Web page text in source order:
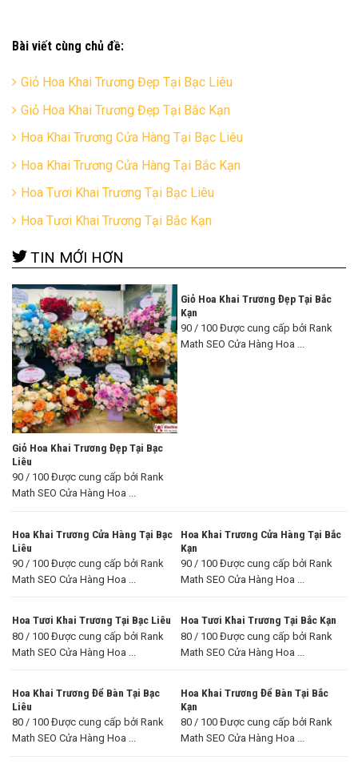
Bài viết cùng chủ đề:
Giỏ Hoa Khai Trương Đẹp Tại Bạc Liêu
Giỏ Hoa Khai Trương Đẹp Tại Bắc Kạn
Hoa Khai Trương Cửa Hàng Tại Bạc Liêu
Hoa Khai Trương Cửa Hàng Tại Bắc Kạn
Hoa Tươi Khai Trương Tại Bạc Liêu
Hoa Tươi Khai Trương Tại Bắc Kạn
TIN MỚI HƠN
Giỏ Hoa Khai Trương Đẹp Tại Bạc
Liêu
90 / 100 Được cung cấp bởi Rank
Math SEO Cửa Hàng Hoa ...
Giỏ Hoa Khai Trương Đẹp Tại Bắc
Kạn
90 / 100 Được cung cấp bởi Rank
Math SEO Cửa Hàng Hoa ...
Hoa Khai Trương Cửa Hàng Tại Bạc
Liêu
90 / 100 Được cung cấp bởi Rank
Math SEO Cửa Hàng Hoa ...
Hoa Khai Trương Cửa Hàng Tại Bắc
Kạn
90 / 100 Được cung cấp bởi Rank
Math SEO Cửa Hàng Hoa ...
Hoa Tươi Khai Trương Tại Bạc Liêu
80 / 100 Được cung cấp bởi Rank
Math SEO Cửa Hàng Hoa ...
Hoa Tươi Khai Trương Tại Bắc Kạn
80 / 100 Được cung cấp bởi Rank
Math SEO Cửa Hàng Hoa ...
Hoa Khai Trương Để Bàn Tại Bạc
Liêu
80 / 100 Được cung cấp bởi Rank
Math SEO Cửa Hàng Hoa ...
Hoa Khai Trương Để Bàn Tại Bắc
Kạn
80 / 100 Được cung cấp bởi Rank
Math SEO Cửa Hàng Hoa ...